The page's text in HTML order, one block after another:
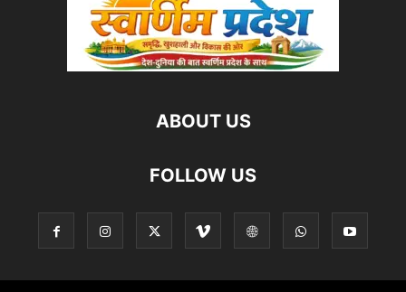
ABOUT US
FOLLOW US